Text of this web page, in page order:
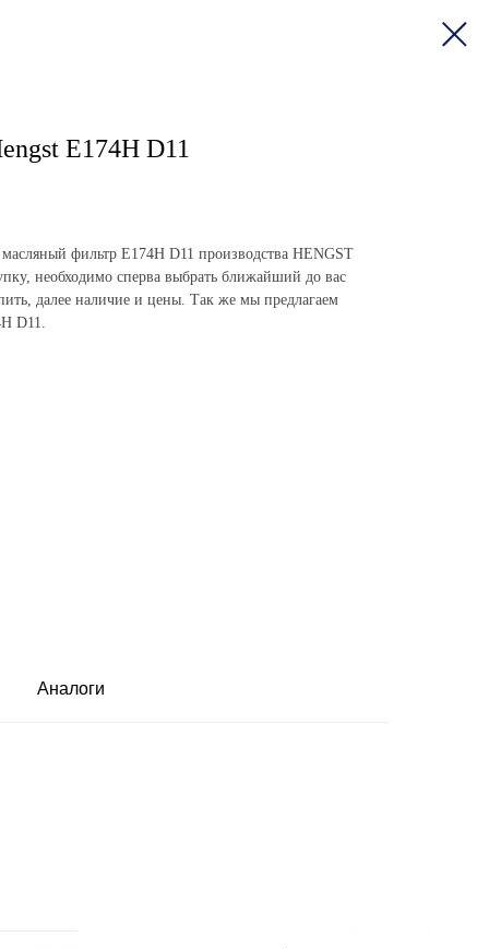
E174H D11
фильтр E174H D11 производства HENGST
необходимо сперва выбрать ближайший до вас
далее наличие и цены. Так же мы предлагаем
D11.
Аналоги